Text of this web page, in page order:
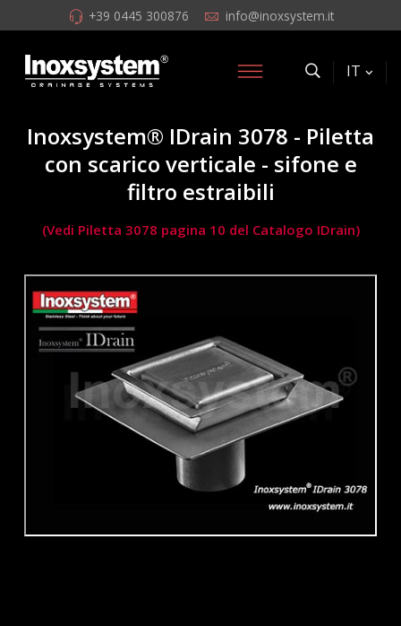
+39 0445 300876 info@inoxsystem.it
IT
Inoxsystem® IDrain 3078 - Piletta
con scarico verticale - sifone e
filtro estraibili
(Vedi Piletta 3078 pagina 10 del Catalogo IDrain)